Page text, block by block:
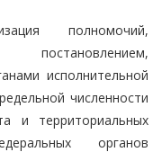
полномочий,
постановлением,
исполнительной
численности
и территориальных
органов